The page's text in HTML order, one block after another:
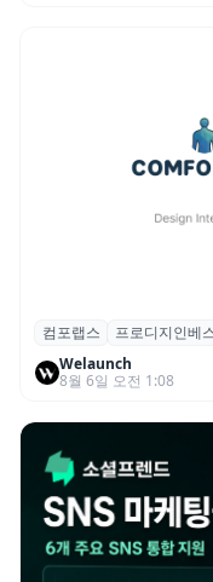
컴포랩스, 프로
드 투자 유치
컴포랩스 프로디지인베
Welaunch
8월 6일 오전 1:08